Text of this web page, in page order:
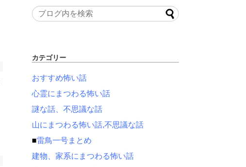
カテゴリー
おすすめ怖い話
心霊にまつわる怖い話
謎な話、不思議な話
山にまつわる怖い話,不思議な話
■雷鳥一号まとめ
建物、家系にまつわる怖い話